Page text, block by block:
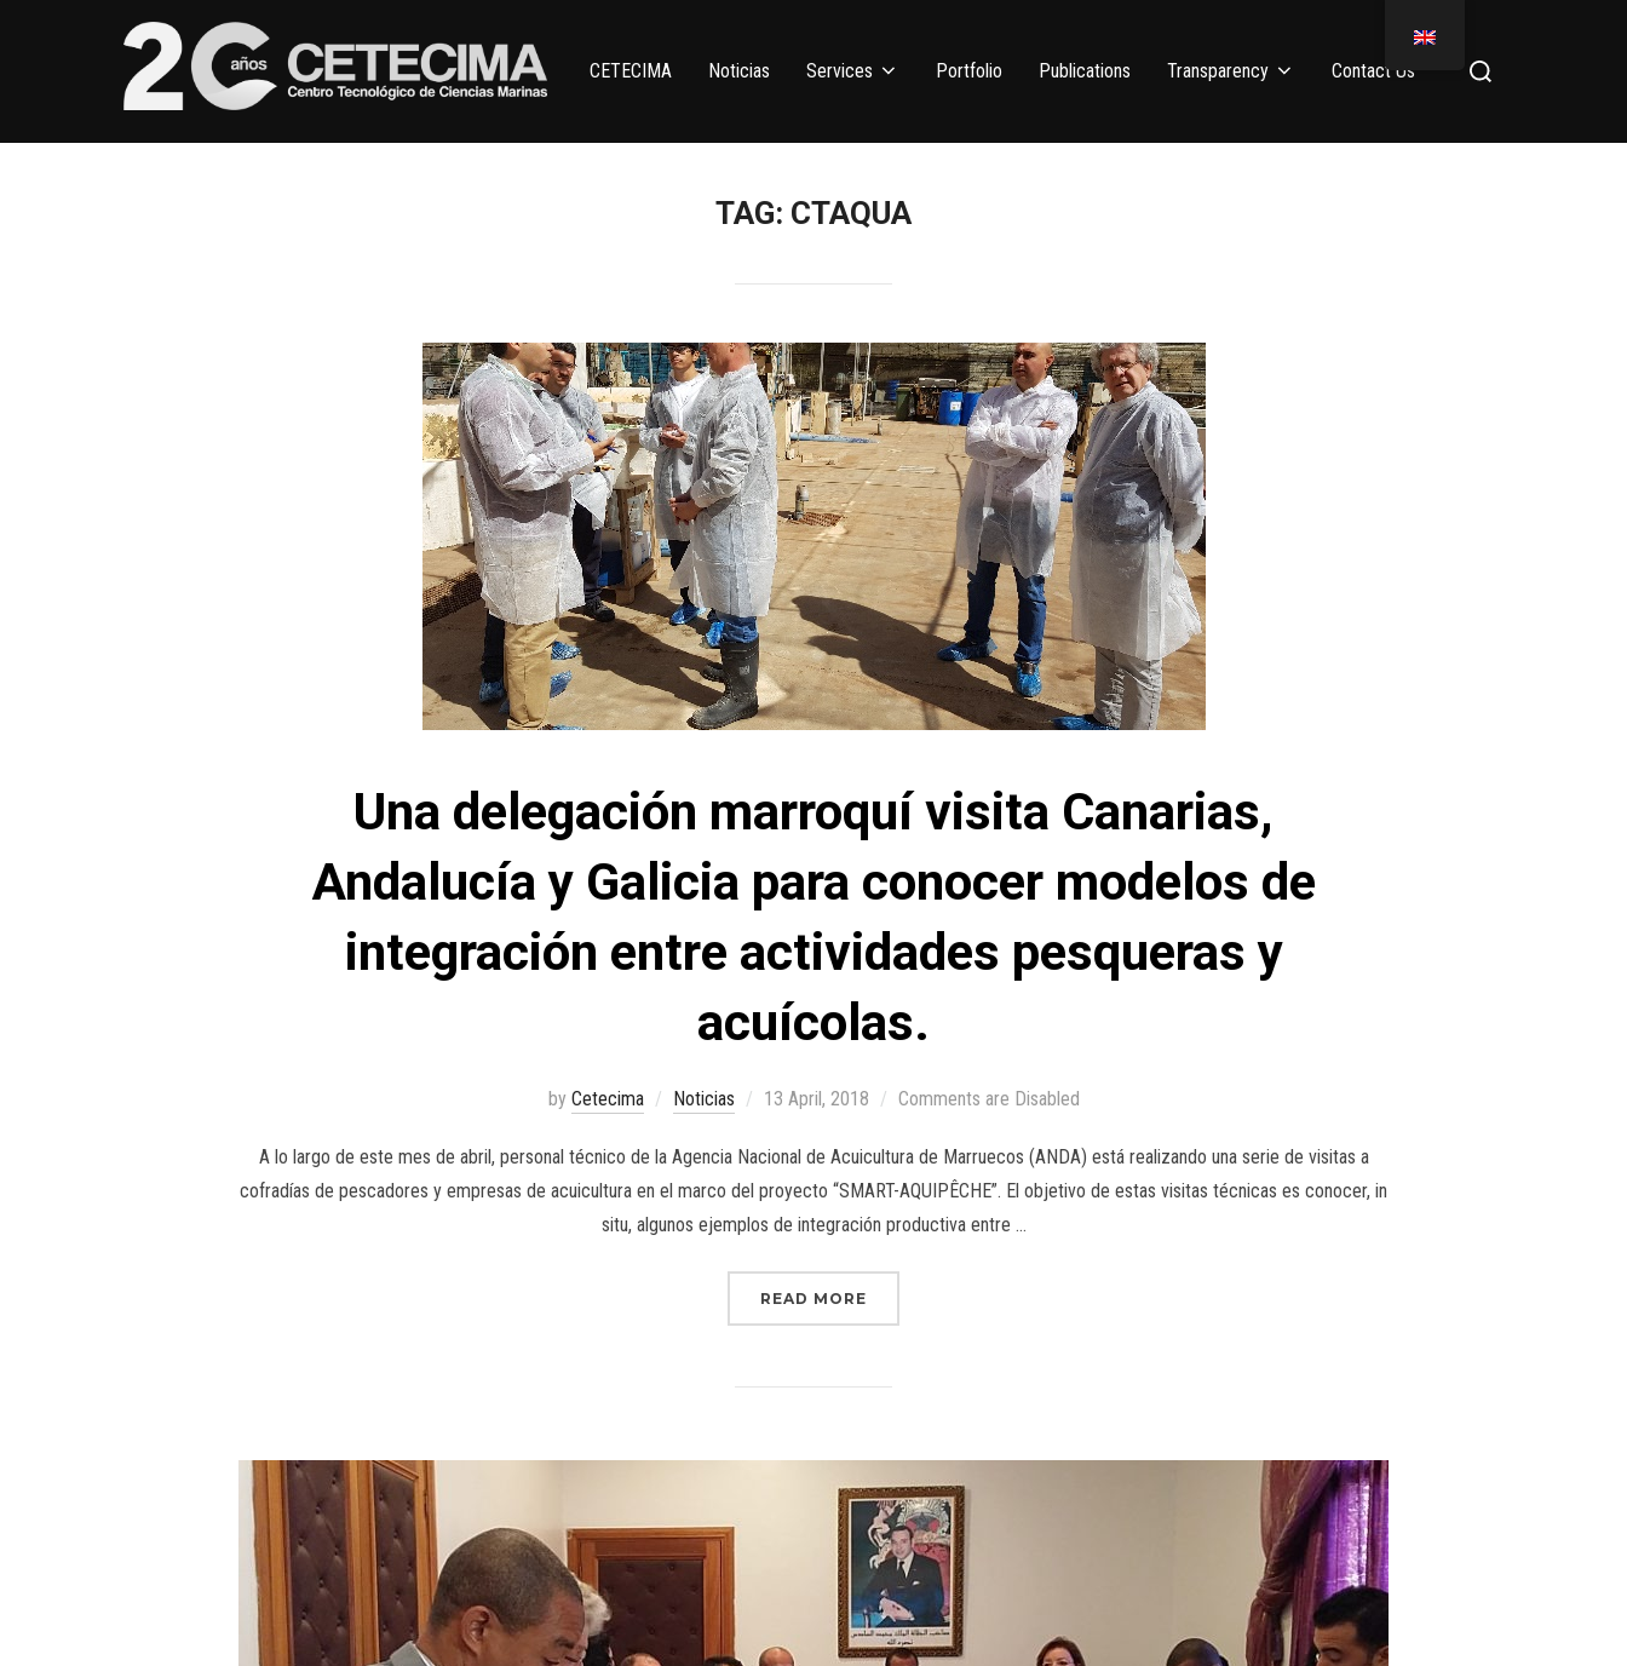
CETECIMA Noticias Services Portfolio Publications Transparency Contact Us
TAG: CTAQUA
Una delegación marroquí visita Canarias,
Andalucía y Galicia para conocer modelos de
integración entre actividades pesqueras y
acuícolas.
by Cetecima Noticias 13 April, 2018 Comments are Disabled
A lo largo de este mes de abril, personal técnico de la Agencia Nacional de Acuicultura de Marruecos (ANDA) está realizando una serie de visitas a
cofradías de pescadores y empresas de acuicultura en el marco del proyecto “SMART-AQUIPÊCHE”. El objetivo de estas visitas técnicas es conocer, in
situ, algunos ejemplos de integración productiva entre …
READ MORE